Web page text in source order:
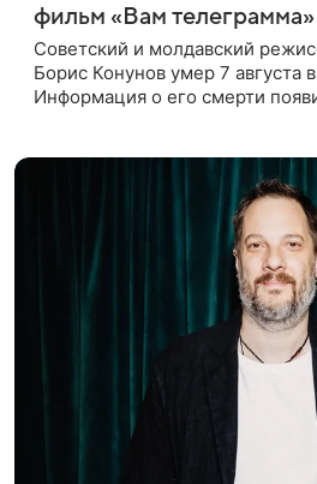
фильм «Вам телеграмма»
Советский и молдавский
Борис Конунов умер 7 августа
Информация о его смерти